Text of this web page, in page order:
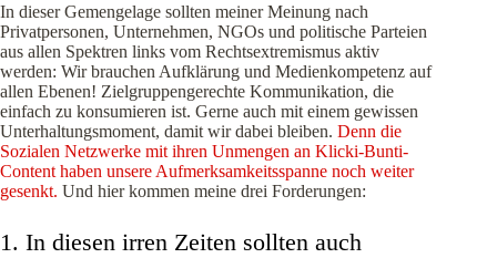
In dieser Gemengelage sollten meiner Meinung nach
Privatpersonen, Unternehmen, NGOs und politische Parteien
aus allen Spektren links vom Rechtsextremismus aktiv
werden: Wir brauchen Aufklärung und Medienkompetenz auf
allen Ebenen! Zielgruppengerechte Kommunikation, die
einfach zu konsumieren ist. Gerne auch mit einem gewissen
Unterhaltungsmoment, damit wir dabei bleiben. Denn die
Sozialen Netzwerke mit ihren Unmengen an Klicki-Bunti-
Content haben unsere Aufmerksamkeitsspanne noch weiter
gesenkt. Und hier kommen meine drei Forderungen:
1. In diesen irren Zeiten sollten auch